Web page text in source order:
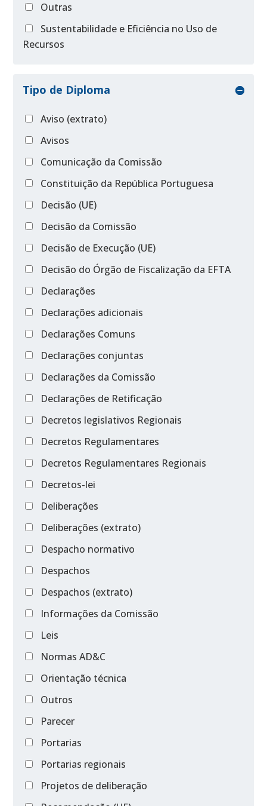
Outras
Sustentabilidade e Eficiência no Uso de
Recursos
Tipo de Diploma
Aviso (extrato)
Avisos
Comunicação da Comissão
Constituição da República Portuguesa
Decisão (UE)
Decisão da Comissão
Decisão de Execução (UE)
Decisão do Órgão de Fiscalização da EFTA
Declarações
Declarações adicionais
Declarações Comuns
Declarações conjuntas
Declarações da Comissão
Declarações de Retificação
Decretos legislativos Regionais
Decretos Regulamentares
Decretos Regulamentares Regionais
Decretos-lei
Deliberações
Deliberações (extrato)
Despacho normativo
Despachos
Despachos (extrato)
Informações da Comissão
Leis
Normas AD&C
Orientação técnica
Outros
Parecer
Portarias
Portarias regionais
Projetos de deliberação